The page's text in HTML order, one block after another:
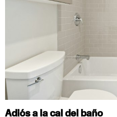
Adiós a la cal del baño